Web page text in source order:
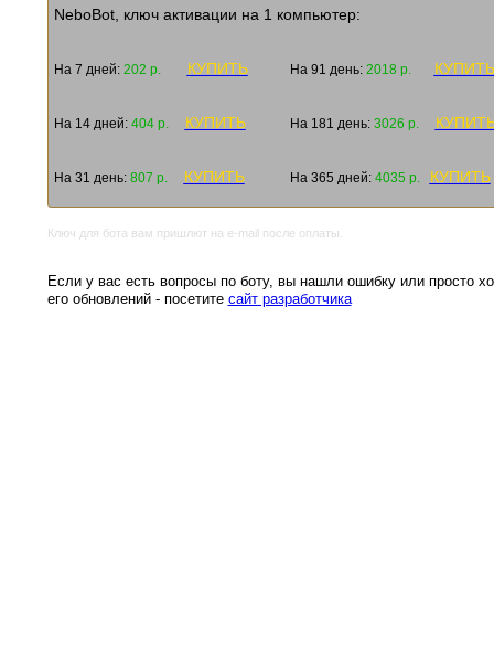
NeboBot, ключ активации на 1 компьютер:
На 7 дней: 202 р. КУПИТЬ На 91 день: 2018 р. КУПИТЬ
На 14 дней: 404 р. КУПИТЬ На 181 день: 3026 р.
На 31 день: 807 р. КУПИТЬ На 365 дней: 4035 р. КУПИТЬ
Ключ для бота вам пришлют на e-mail после оплаты.
Если у вас есть вопросы по боту, вы нашли ошибку или просто
его обновлений - посетите сайт разработчика